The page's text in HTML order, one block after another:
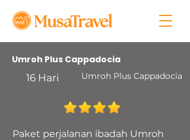
Umroh Plus Cappadocia
16 Hari
Umroh Plus Cappadocia
Paket perjalanan ibadah Umroh